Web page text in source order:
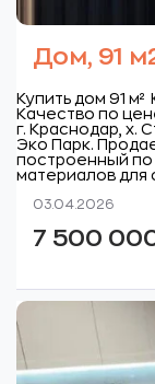
Дом, 91
Купить дом 91
Качество по
г. Краснодар, х.
Эко Парк.
построенный
материалов для
03.04.2026
7 500